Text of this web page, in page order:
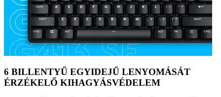
6 BILLENTYŰ EGYIDEJŰ LENYOMÁSÁT
ÉRZÉKELŐ KIHAGYÁSVÉDELEM